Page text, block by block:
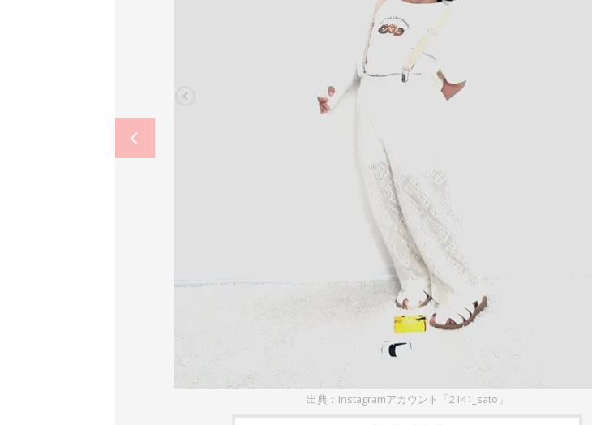
出典：Instagramアカウント「2141_sato」